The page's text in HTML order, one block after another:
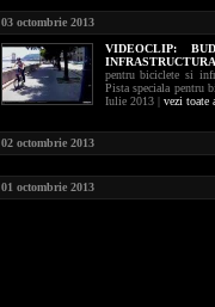
03 octombrie 2013
VIDEOCLIP:
pentru biciclete si
Pista speciala pentru
Iulie 2013 | vezi toate
02 octombrie 2013
01 octombrie 2013